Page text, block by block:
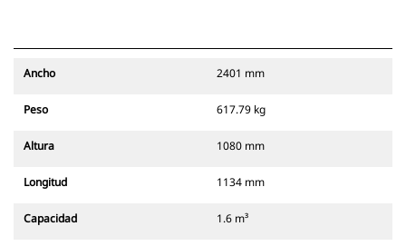
Ancho 2401 mm
Peso 617.79 kg
Altura 1080 mm
Longitud 1134 mm
Capacidad 1.6 m³